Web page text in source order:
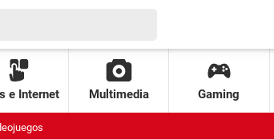
e Internet Multimedia Gaming